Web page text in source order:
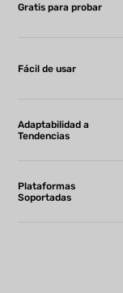
Gratis para probar
Fácil de usar
Adaptabilidad a
Tendencias
Plataformas
Soportadas